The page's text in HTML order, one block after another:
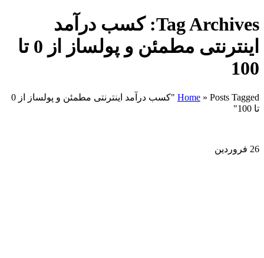
Tag Archives: کسب درآمد
اینترنتی مطمئن و پولساز از 0 تا
100
Home »
Posts Tagged "کسب درآمد اینترنتی مطمئن و پولساز از 0
تا 100"
26 فروردین